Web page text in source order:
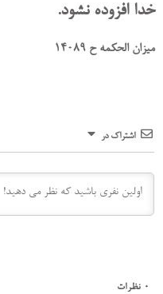
خدا افزوده نشود.
میزان الحکمه ح 14089
اشتراک در
0 نظرات